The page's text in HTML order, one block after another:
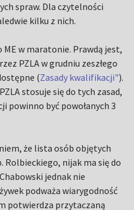
spraw. Dla czytelności
kilku z nich.
ME w maratonie. Prawdą jest,
PZLA w grudniu zeszłego
(Zasady kwalifikacji").
stosuje się do tych zasad,
powinno być powołanych 3
że lista osób objętych
Rolbieckiego, nijak ma się do
jednak nie
podważa wiarygodność
potwierdza przytaczaną